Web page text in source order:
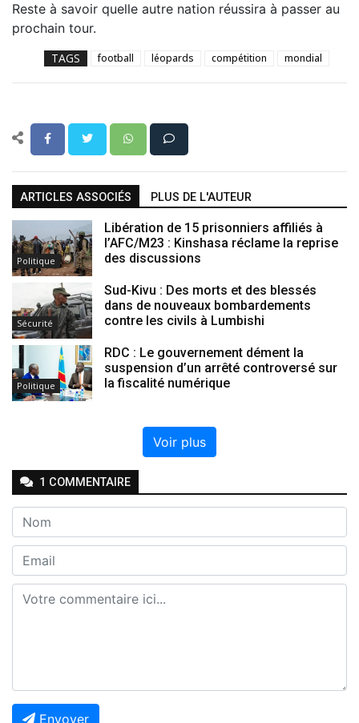
Reste à savoir quelle autre nation réussira à passer au
prochain tour.
TAGS football léopards compétition mondial
ARTICLES ASSOCIÉS PLUS DE L'AUTEUR
Politique
Libération de 15 prisonniers affiliés à
l’AFC/M23 : Kinshasa réclame la reprise
des discussions
Sécurité
Sud-Kivu : Des morts et des blessés
dans de nouveaux bombardements
contre les civils à Lumbishi
Politique
RDC : Le gouvernement dément la
suspension d’un arrêté controversé sur
la fiscalité numérique
Voir plus
1 COMMENTAIRE
Envoyer